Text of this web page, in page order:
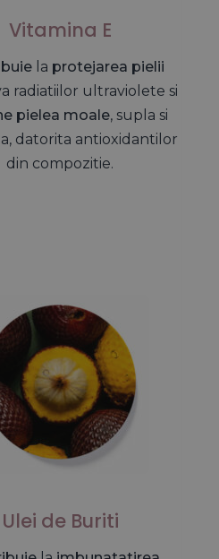
Vitamina E
la protejarea pielii
radiatiilor ultraviolete si
pielea moale, supla si
datorita antioxidantilor
din compozitie.
Ulei de Buriti